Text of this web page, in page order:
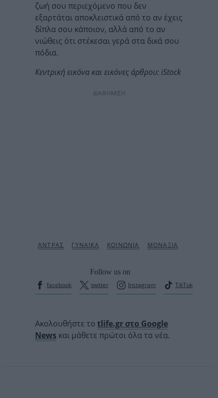
ζωή σου περιεχόμενο που δεν
εξαρτάται αποκλειστικά από το αν έχεις
δίπλα σου κάποιον, αλλά από το αν
νιώθεις ότι στέκεσαι γερά στα δικά σου
πόδια.
Κεντρική εικόνα και εικόνες άρθρου: iStock
ΔΙΑΦΗΜΙΣΗ
Follow us on
facebook
twitter Instagram TikTok
Ακολουθήστε το tlife.gr στο Google
News και μάθετε πρώτοι όλα τα νέα.